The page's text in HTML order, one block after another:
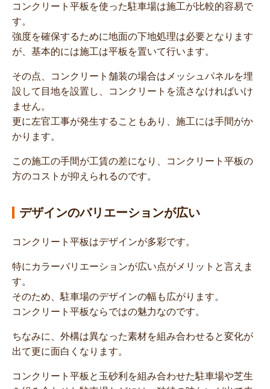
コンクリート平板を使った駐車場は施工が比較的容易で
す。
強度を確保するために地面の下地処理は必要となります
が、基本的には施工は平板を置いて行います。
その点、コンクリート舗装の場合はメッシュパネルを埋
設して目地を設置し、コンクリートを流さなければいけ
ません。
更に左官工事が発生することもあり、施工には手間がか
かります。
この施工の手間が工賃の差になり、コンクリート平板の
方のコストが抑えられるのです。
デザインのバリエーションが広い
コンクリート平板はデザインが多彩です。
特にカラーバリエーションが広い点がメリットと言えま
す。
そのため、駐車場のデザインの幅も広がります。
コンクリート平板ならではの魅力なのです。
ちなみに、外構は異なった素材を組み合わせると変化が
出て更に面白くなります。
コンクリート平板と玉砂利を組み合わせた駐車場や芝生